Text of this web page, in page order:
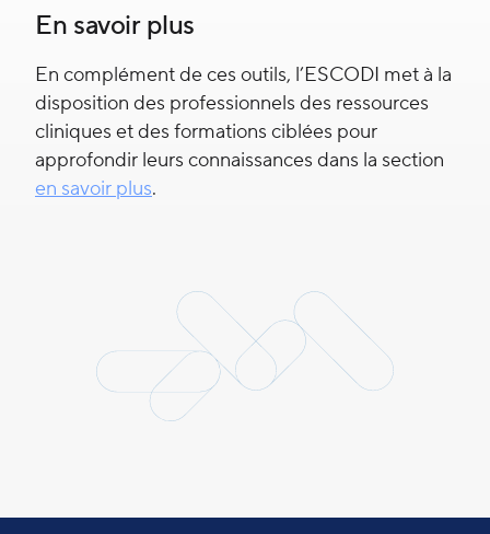
En savoir plus
En complément de ces outils, l’ESCODI met à la
disposition des professionnels des ressources
cliniques et des formations ciblées pour
approfondir leurs connaissances dans la section
en savoir plus.